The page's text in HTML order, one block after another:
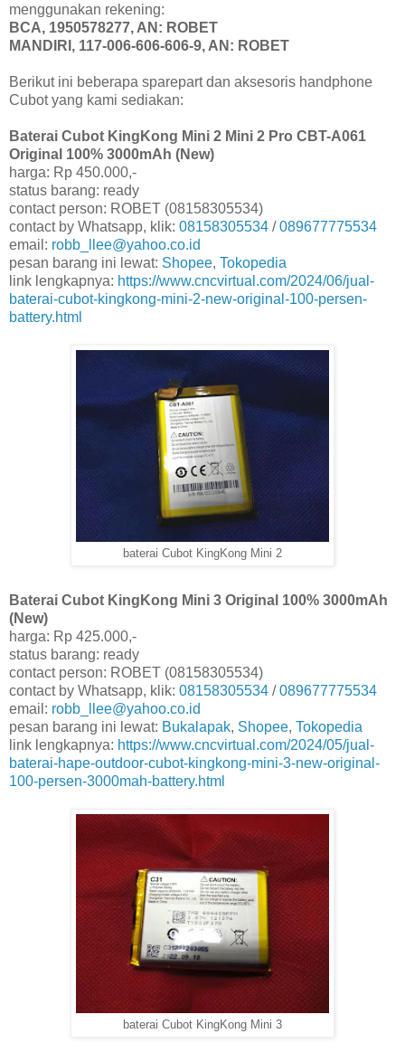
menggunakan rekening:
BCA, 1950578277, AN: ROBET
MANDIRI, 117-006-606-606-9, AN: ROBET
Berikut ini beberapa sparepart dan aksesoris handphone
Cubot yang kami sediakan:
Baterai Cubot KingKong Mini 2 Mini 2 Pro CBT-A061
Original 100% 3000mAh (New)
harga: Rp 450.000,-
status barang: ready
contact person: ROBET (08158305534)
contact by Whatsapp, klik: 08158305534 /089677775534
email: robb_llee@yahoo.co.id
pesan barang ini lewat: Shopee, Tokopedia
link lengkapnya: https://www.cncvirtual.com/2024/06/jual-
baterai-cubot-kingkong-mini-2-new-original-100-persen-
battery.html
baterai Cubot KingKong Mini 2
Baterai Cubot KingKong Mini 3 Original 100% 3000mAh
(New)
harga: Rp 425.000,-
status barang: ready
contact person: ROBET (08158305534)
contact by Whatsapp, klik: 08158305534 /089677775534
email: robb_llee@yahoo.co.id
pesan barang ini lewat: Bukalapak, Shopee, Tokopedia
link lengkapnya: https://www.cncvirtual.com/2024/05/jual-
baterai-hape-outdoor-cubot-kingkong-mini-3-new-original-
100-persen-3000mah-battery.html
baterai Cubot KingKong Mini 3